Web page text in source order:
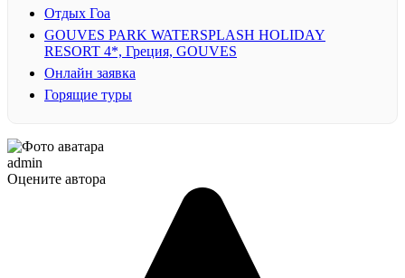
Отдых Гоа
GOUVES PARK WATERSPLASH HOLIDAY
RESORT 4*, Греция, GOUVES
Онлайн заявка
Горящие туры
admin
Оцените автора